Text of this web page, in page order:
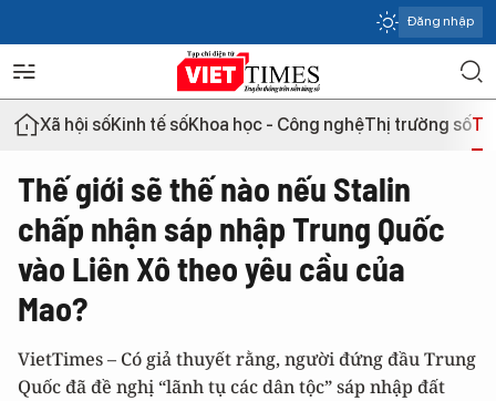
Đăng nhập
Xã hội sốKinh tế sốKhoa học - Công nghệThị trường số
Thế giới sẽ thế nào nếu Stalin
chấp nhận sáp nhập Trung Quốc
vào Liên Xô theo yêu cầu của
Mao?
VietTimes – Có giả thuyết rằng, người đứng đầu Trung
Quốc đã đề nghị “lãnh tụ các dân tộc” sáp nhập đất